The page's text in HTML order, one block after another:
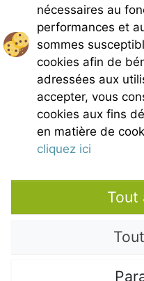
Tél :
Newsletter
Poser
Conditions
Copyright © 2021 – Domaine de
nécessaires au
performances et
sommes
cookies afin de
adressées aux
accepter, vous
cookies aux fins
en matière de
cliquez ici
Tout